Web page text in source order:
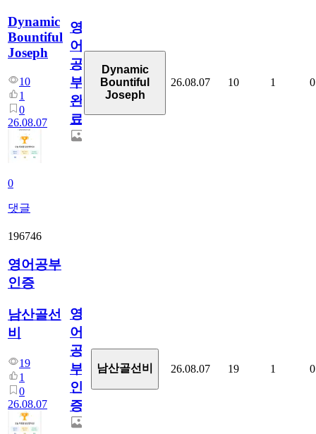
Dynamic
Bountiful
Joseph
10
1
0
26.08.07
0
댓글
영
어
공
부
완
료
Dynamic
Bountiful
Joseph
26.08.07 10 1 0
196746
영어공부
인증
남산골선
비
19
1
0
26.08.07
영
어
공
부
인
증
남산골선비 26.08.07 19 1 0